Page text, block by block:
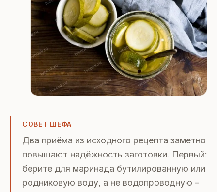
СОВЕТ ШЕФА
Два приёма из исходного рецепта заметно
повышают надёжность заготовки. Первый:
берите для маринада бутилированную или
родниковую воду, а не водопроводную –